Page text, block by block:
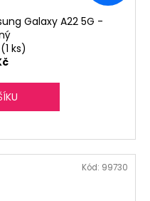
Galaxy A22 5G -
(1 ks)
Kód: 99730